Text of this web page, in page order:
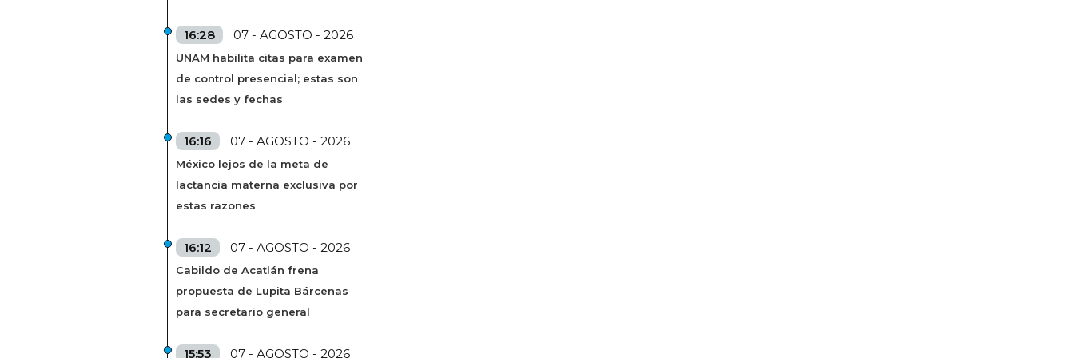
16:28 07 - AGOSTO - 2026
UNAM habilita citas para examen
de control presencial; estas son
las sedes y fechas
16:16 07 - AGOSTO - 2026
México lejos de la meta de
lactancia materna exclusiva por
estas razones
16:12 07 - AGOSTO - 2026
Cabildo de Acatlán frena
propuesta de Lupita Bárcenas
para secretario general
15:53 07 - AGOSTO - 2026